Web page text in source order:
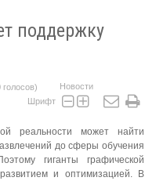
поддержку
голосов)
Новости
Шрифт
реальности может найти
до сферы обучения
гиганты графической
и оптимизацией. В